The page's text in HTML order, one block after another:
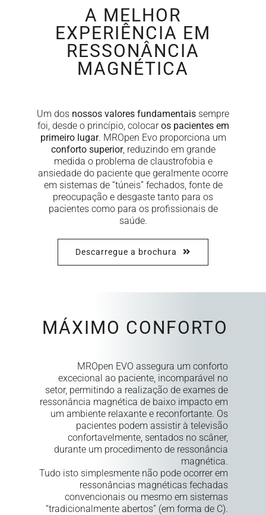
NEWS
DOWNLOAD
CORPORATE WEBSITE
A MELHOR
EXPERIÊNCIA EM
RESSONÂNCIA
MAGNÉTICA
Um dos nossos valores fundamentais sempre
foi, desde o princípio, colocaros pacientes em
primeiro lugar. MROpen Evo proporciona um
conforto superior, reduzindo em grande
medida o problema de claustrofobia e
ansiedade do paciente que geralmente ocorre
em sistemas de “túneis” fechados, fonte de
preocupação e desgaste tanto para os
pacientes como para os profissionais de
saúde.
Descarregue a brochura
MÁXIMO CONFORTO
MROpen EVO assegura um conforto
excecional ao paciente, incomparável no
setor, permitindo a realização de exames de
ressonância magnética de baixo impacto em
um ambiente relaxante e reconfortante. Os
pacientes podem assistir à televisão
confortavelmente, sentados no scâner,
durante um procedimento de ressonância
magnética.
Tudo isto simplesmente não pode ocorrer em
ressonâncias magnéticas fechadas
convencionais ou mesmo em sistemas
“tradicionalmente abertos” (em forma de C).